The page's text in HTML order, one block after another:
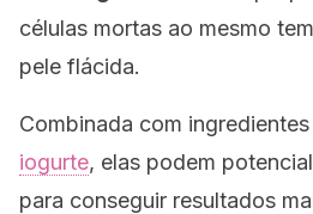
células mortas ao mesmo
pele flácida.
Combinada com
iogurte, elas podem
para conseguir resultados